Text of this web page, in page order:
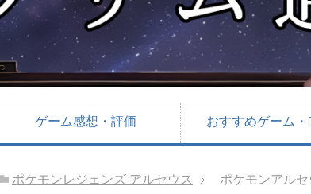
ゲーム感想・評価 おすすめゲーム・
ポケモンレジェンズ アルセウス ポケモンアル